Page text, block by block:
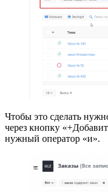
Чтобы это сделать
через кнопку
нужный оператор «и».